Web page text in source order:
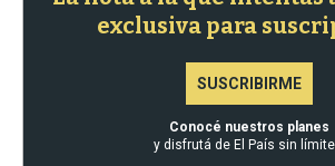
exclusiva para
SUSCRIBIRME
Conocé nuestros planes
y disfrutá de El País sin